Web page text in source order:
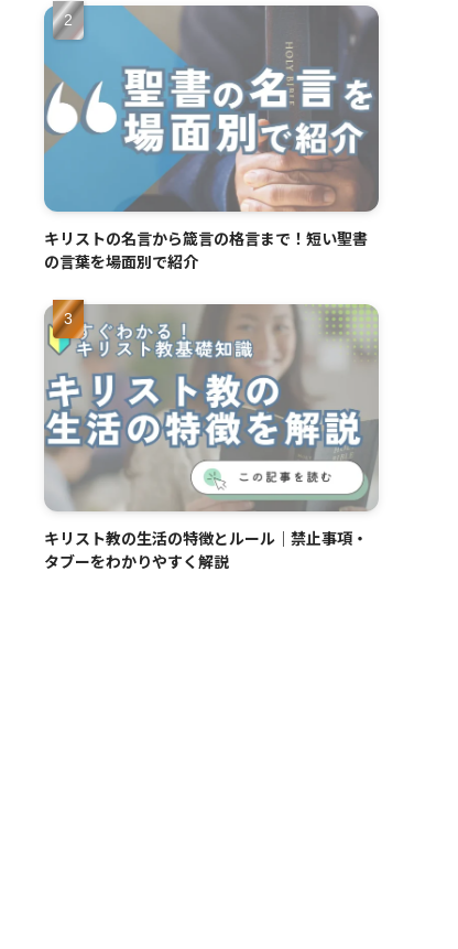
キリストの名言から箴言の格言まで！短い聖書
の言葉を場面別で紹介
キリスト教の生活の特徴とルール｜禁止事項・
タブーをわかりやすく解説